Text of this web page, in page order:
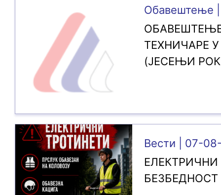
Обавештење
ТЕХНИЧАРЕ
(ЈЕСЕЊИ РОК
Вести | 07-
ЕЛЕКТРИЧНИ